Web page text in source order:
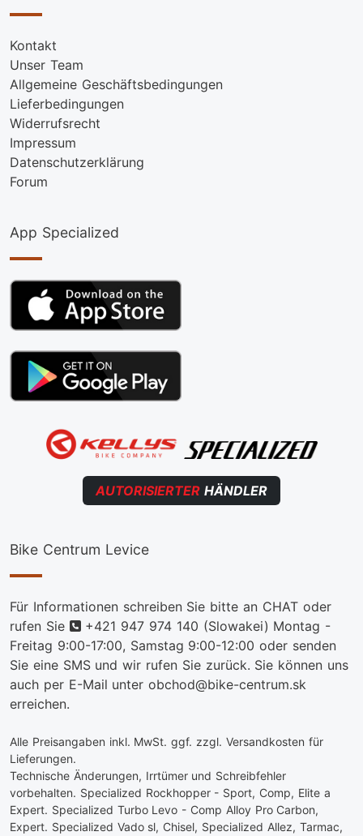
Kontakt
Unser Team
Allgemeine Geschäftsbedingungen
Lieferbedingungen
Widerrufsrecht
Impressum
Datenschutzerklärung
Forum
App Specialized
AUTORISIERTER HÄNDLER
Bike Centrum Levice
Für Informationen schreiben Sie bitte an CHAT oder
rufen Sie
telefon
+421 947 974 140 (Slowakei) Montag -
Freitag 9:00-17:00, Samstag 9:00-12:00 oder senden
Sie eine SMS und wir rufen Sie zurück. Sie können uns
auch per E-Mail unter obchod@bike-centrum.sk
erreichen.
Alle Preisangaben inkl. MwSt. ggf. zzgl. Versandkosten für
Lieferungen.
Technische Änderungen, Irrtümer und Schreibfehler
vorbehalten. Specialized Rockhopper - Sport, Comp, Elite a
Expert. Specialized Turbo Levo - Comp Alloy Pro Carbon,
Expert. Specialized Vado sl, Chisel, Specialized Allez, Tarmac,